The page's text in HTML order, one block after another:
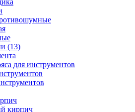
(13)
для инструментов
кирпич